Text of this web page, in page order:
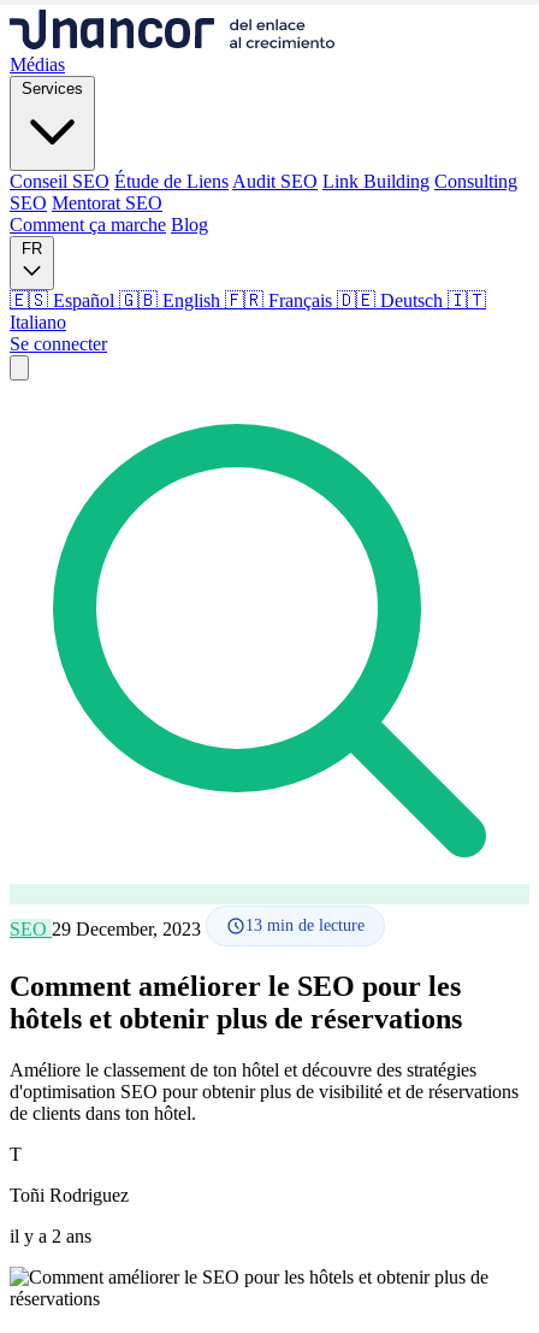
Médias
Services
Conseil SEO Étude de Liens Audit SEO Link Building Consulting
SEO Mentorat SEO
Comment ça marche Blog
FR
🇪🇸 Español 🇬🇧 English 🇫🇷 Français 🇩🇪 Deutsch 🇮🇹
Italiano
Se connecter
Conseil SEO Étude de Liens Link Building
Mentorat SEO
Comment ça marche
Langue
🇪🇸 ES
🇬🇧 EN
Se connecter
SEO 29 December, 2023 13 min de lecture
Comment améliorer le SEO pour les
hôtels et obtenir plus de réservations
Améliore le classement de ton hôtel et découvre des stratégies
d'optimisation SEO pour obtenir plus de visibilité et de réservations
de clients dans ton hôtel.
T
Toñi Rodriguez
il y a 2 ans